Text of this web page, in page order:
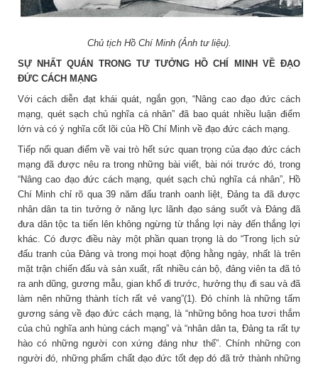
Chủ tịch Hồ Chí Minh (Ảnh tư liệu).
SỰ NHẤT QUÁN TRONG TƯ TƯỞNG HỒ CHÍ MINH VỀ ĐẠO
ĐỨC CÁCH MẠNG
Với cách diễn đạt khái quát, ngắn gọn, “Nâng cao đạo đức cách
mạng, quét sạch chủ nghĩa cá nhân” đã bao quát nhiều luận điểm
lớn và có ý nghĩa cốt lõi của Hồ Chí Minh về đạo đức cách mạng.
Tiếp nối quan điểm về vai trò hết sức quan trọng của đạo đức cách
mạng đã được nêu ra trong những bài viết, bài nói trước đó, trong
“Nâng cao đạo đức cách mạng, quét sạch chủ nghĩa cá nhân”, Hồ
Chí Minh chỉ rõ qua 39 năm đấu tranh oanh liệt, Đảng ta đã được
nhân dân ta tin tưởng ở năng lực lãnh đạo sáng suốt và Đảng đã
đưa dân tộc ta tiến lên không ngừng từ thắng lợi này đến thắng lợi
khác. Có được điều này một phần quan trọng là do “Trong lịch sử
đấu tranh của Đảng và trong mọi hoạt động hằng ngày, nhất là trên
mặt trận chiến đấu và sản xuất, rất nhiều cán bộ, đảng viên ta đã tỏ
ra anh dũng, gương mẫu, gian khổ đi trước, hưởng thụ đi sau và đã
làm nên những thành tích rất vẻ vang”(1). Đó chính là những tấm
gương sáng về đạo đức cách mạng, là “những bông hoa tươi thắm
của chủ nghĩa anh hùng cách mạng” và “nhân dân ta, Đảng ta rất tự
hào có những người con xứng đáng như thế”. Chính những con
người đó, những phẩm chất đạo đức tốt đẹp đó đã trở thành những